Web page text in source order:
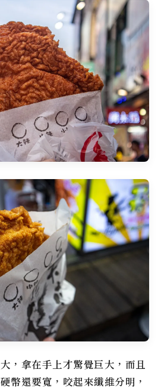
，拿在手上才驚覺巨大，而且
幣還要寬，咬起來纖維分明，